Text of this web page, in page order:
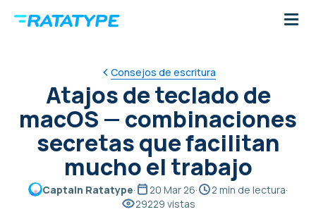
Consejos de escritura
Atajos de teclado de
macOS — combinaciones
secretas que facilitan
mucho el trabajo
Captain Ratatype· 20 Mar 26· 2 min de lectura·
29229 vistas